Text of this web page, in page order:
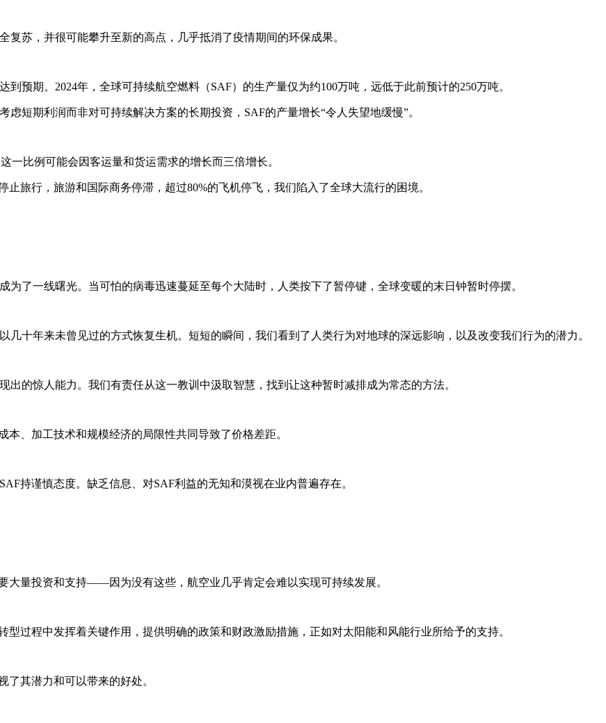
苏，并很可能攀升至新的高点，几乎抵消了疫情期间的环保成果。
预期。2024年，全球可持续航空燃料（SAF）的生产量仅为约100万吨，远低于此前预计的250万吨。
短期利润而非对可持续解决方案的长期投资，SAF的产量增长“令人失望地缓慢”。
一比例可能会因客运量和货运需求的增长而三倍增长。
旅行，旅游和国际商务停滞，超过80%的飞机停飞，我们陷入了全球大流行的困境。
了一线曙光。当可怕的病毒迅速蔓延至每个大陆时，人类按下了暂停键，全球变暖的末日钟暂时停摆。
十年来未曾见过的方式恢复生机。短短的瞬间，我们看到了人类行为对地球的深远影响，以及改变我们行为的潜力。
的惊人能力。我们有责任从这一教训中汲取智慧，找到让这种暂时减排成为常态的方法。
、加工技术和规模经济的局限性共同导致了价格差距。
持谨慎态度。缺乏信息、对SAF利益的无知和漠视在业内普遍存在。
大量投资和支持——因为没有这些，航空业几乎肯定会难以实现可持续发展。
过程中发挥着关键作用，提供明确的政策和财政激励措施，正如对太阳能和风能行业所给予的支持。
其潜力和可以带来的好处。